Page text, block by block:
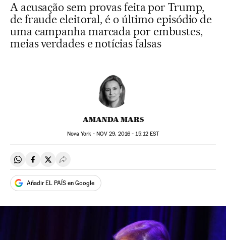
A acusação sem provas feita por Trump,
de fraude eleitoral, é o último episódio de
uma campanha marcada por embustes,
meias verdades e notícias falsas
AMANDA MARS
Nova York - NOV 29, 2016 - 15:12EST
Compartir en Whatsapp
Compartir en Facebook
Compartir en Twitter
Desplegar Redes Sociales
Añadir EL PAÍS en Google